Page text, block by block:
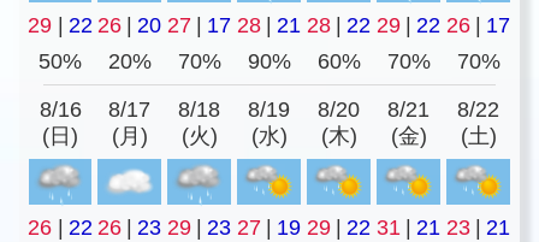
29 | 22 26 | 20 27 | 17 28 | 21 28 | 22 29 | 22 26 | 17
50%
20% 70% 90% 60% 70% 70%
8/16
(日)
8/17
(月)
8/18
(火)
8/19
(水)
8/20
(木)
8/21
(金)
8/22
(土)
26 | 22 26 | 23 29 | 23 27 | 19 29 | 22 31 | 21 23 | 21